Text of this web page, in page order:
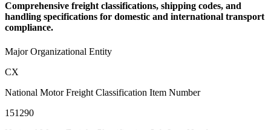
Comprehensive freight classifications, shipping codes, and
handling specifications for domestic and international transport
compliance.
Major Organizational Entity
CX
National Motor Freight Classification Item Number
151290